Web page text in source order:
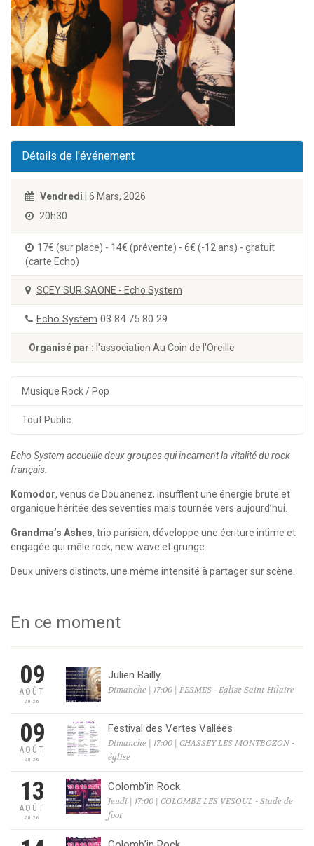
Détails de l'événement
Vendredi | 6 Mars, 2026
20h30
17€ (sur place) - 14€ (prévente) - 6€ (-12 ans) - gratuit
(carte Echo)
SCEY SUR SAONE - Echo System
Echo System 03 84 75 80 29
Organisé par : l'association Au Coin de l'Oreille
Musique Rock / Pop
Tout Public
Echo System accueille deux groupes qui incarnent la vitalité du rock
français.
Komodor, venus de Douanenez, insufflent une énergie brute et
organique héritée des seventies mais tournée vers aujourd’hui.
Grandma’s Ashes, trio parisien, développe une écriture intime et
engagée qui mêle rock, new wave et grunge.
Deux univers distincts, une même intensité à partager sur scène.
En ce moment
09
AOÛT
2026
Julien Bailly
Dimanche | 17:00 | PESMES - Eglise Saint-Hilaire
09
AOÛT
2026
Festival des Vertes Vallées
Dimanche | 17:00 | CHASSEY LES MONTBOZON -
église
13
AOÛT
2026
Colomb’in Rock
Jeudi | 17:00 | COLOMBE LES VESOUL - Stade de
foot